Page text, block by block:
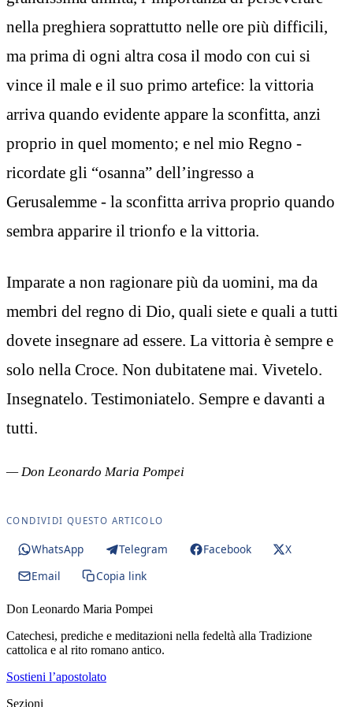
nella preghiera soprattutto nelle ore più difficili,
ma prima di ogni altra cosa il modo con cui si
vince il male e il suo primo artefice: la vittoria
arriva quando evidente appare la sconfitta, anzi
proprio in quel momento; e nel mio Regno -
ricordate gli “osanna” dell’ingresso a
Gerusalemme - la sconfitta arriva proprio quando
sembra apparire il trionfo e la vittoria.
Imparate a non ragionare più da uomini, ma da
membri del regno di Dio, quali siete e quali a tutti
dovete insegnare ad essere. La vittoria è sempre e
solo nella Croce. Non dubitatene mai. Vivetelo.
Insegnatelo. Testimoniatelo. Sempre e davanti a
tutti.
— Don Leonardo Maria Pompei
CONDIVIDI QUESTO ARTICOLO
WhatsApp Telegram Facebook
X
Email
Copia link
Don Leonardo Maria Pompei
Catechesi, prediche e meditazioni nella fedeltà alla Tradizione
cattolica e al rito romano antico.
Sostieni l’apostolato
Sezioni